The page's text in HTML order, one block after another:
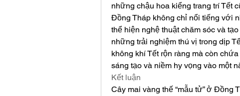
những chậu hoa kiểng trang trí Tết
Đồng Tháp không chỉ nổi tiếng với
thể hiện nghệ thuật chăm sóc và
những trải nghiệm thú vị trong dịp
không khí Tết rộn ràng mà còn
sáng tạo và niềm hy vọng vào một
Kết luận
Cây mai vàng thế “mẫu tử” ở Đồng